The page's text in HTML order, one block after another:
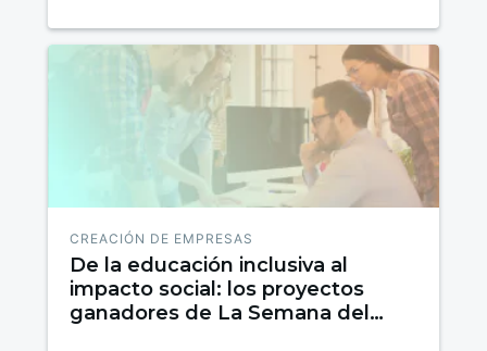
CREACIÓN DE EMPRESAS
De la educación inclusiva al
impacto social: los proyectos
ganadores de La Semana del